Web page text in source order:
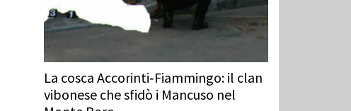
La cosca Accorinti‑Fiammingo: il clan
vibonese che sfidò i Mancuso nel